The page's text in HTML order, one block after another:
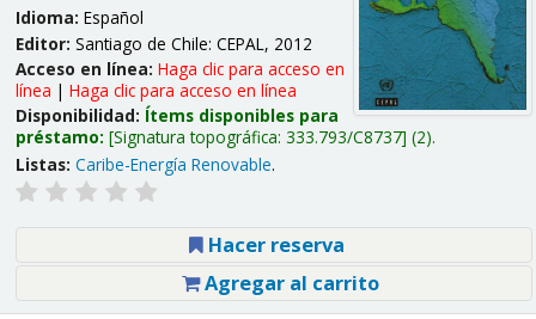
Idioma: Español
Editor: Santiago de Chile: CEPAL, 2012
Acceso en línea: Haga clic para acceso en
línea | Haga clic para acceso en línea
Disponibilidad: Ítems disponibles para
préstamo: Signatura topográfica: 333.793/C8737 (2).
Listas: Caribe-Energía Renovable.
Hacer reserva
Agregar al carrito